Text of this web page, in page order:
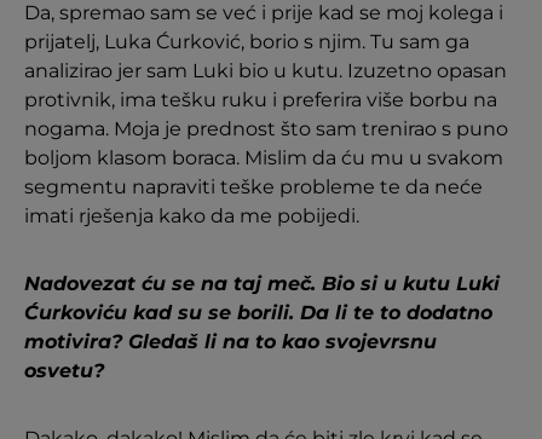
Da, spremao sam se već i prije kad se moj kolega i
prijatelj, Luka Ćurković, borio s njim. Tu sam ga
analizirao jer sam Luki bio u kutu. Izuzetno opasan
protivnik, ima tešku ruku i preferira više borbu na
nogama. Moja je prednost što sam trenirao s puno
boljom klasom boraca. Mislim da ću mu u svakom
segmentu napraviti teške probleme te da neće
imati rješenja kako da me pobijedi.
Nadovezat ću se na taj meč. Bio si u kutu Luki
Ćurkoviću kad su se borili. Da li te to dodatno
motivira? Gledaš li na to kao svojevrsnu
osvetu?